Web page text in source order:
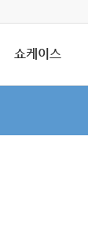
쇼케이스